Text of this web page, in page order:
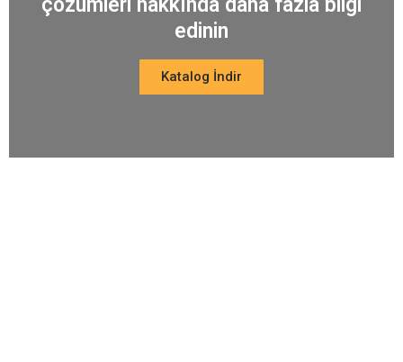
çözümleri hakkında daha fazla bilgi
edinin
Katalog İndir